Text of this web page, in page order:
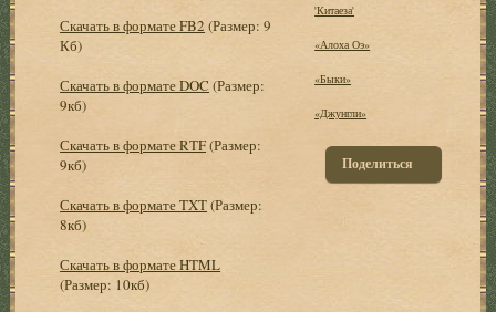
Скачать в формате FB2 (Размер: 9
Кб)
Скачать в формате DOC (Размер:
9кб)
Скачать в формате RTF(Размер:
9кб)
Скачать в формате TXT(Размер:
8кб)
Скачать в формате HTML
(Размер: 10кб)
'Китаеза'
«Алоха Оэ»
«Быки»
«Джунгли»
Поделиться